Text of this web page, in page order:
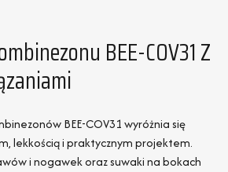
BEE-COV31 Z
BEE-COV31 wyróżnia się
lekkością i praktycznym projektem.
i nogawek oraz suwaki na bokach